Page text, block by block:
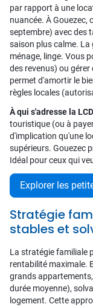
par rapport à une
nuancée. À Gouezec,
septembre) avec des
saison plus calme. La
ménage, linge. Vous
des revenus) ou
permet d'amortir le
règles locales
À qui s'adresse la
touristique (ou à
d'implication qu'une
supérieurs. Gouezec
Idéal pour ceux qui
Explorer les
Stratégie
stables et
La stratégie familiale
rentabilité maximale.
grands
durée moyenne),
logement. Cette